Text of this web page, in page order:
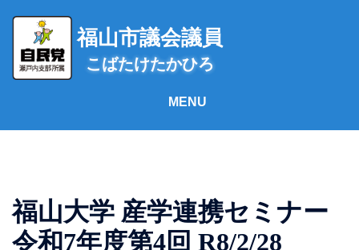
ス
福山市議会議員
こばたけたかひろ
福山大学 産学連携セミナー
令和7年度第4回 R8/2/28